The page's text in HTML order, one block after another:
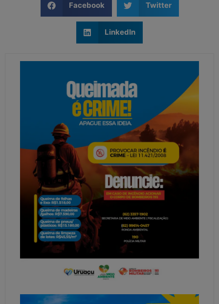
Facebook Twitter
LinkedIn